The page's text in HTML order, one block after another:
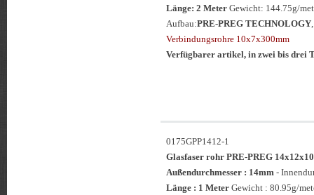
Länge: 2 Meter Gewicht: 144.75g/
Aufbau:PRE-PREG TECHNOLOGY
Verbindungsrohre 10x7x300mm
Verfügbarer artikel, in zwei bis drei
0175GPP1412-1
Glasfaser rohr PRE-PREG
Außendurchmesser : 14mm -
Länge : 1 Meter Gewicht : 80.95g/